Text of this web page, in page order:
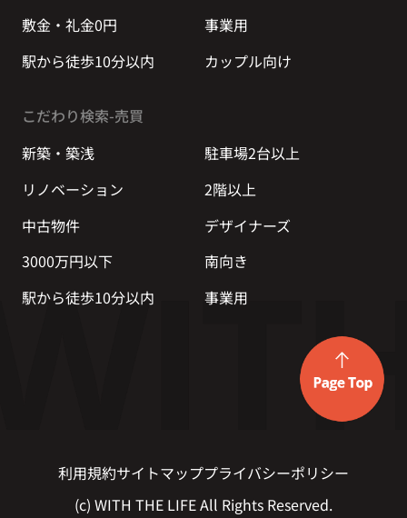
敷金・礼金0円
事業用
駅から徒歩10分以内
カップル向け
こだわり検索-売買
新築・築浅
駐車場2台以上
リノベーション
2階以上
中古物件
デザイナーズ
3000万円以下
南向き
駅から徒歩10分以内
事業用
利用規約サイトマッププライバシーポリシー
(c) WITH THE LIFE All Rights Reserved.